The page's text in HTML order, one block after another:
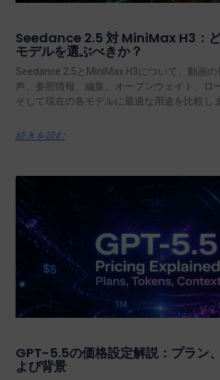
Seedance 2.5 対 MiniMax H3：
モデルを選ぶべきか？
Seedance 2.5とMiniMax H3について、動画
声、参照情報、編集、オープンウェイト、ロ
そして現在の各モデルに最適な用途を比較し
続きを読む
GPT-5.5の価格設定解説：プラン
よび背景